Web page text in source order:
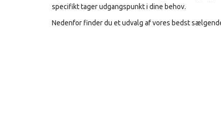
specifikt tager udgangspunkt i dine behov.
Nedenfor finder du et udvalg af vores bedst